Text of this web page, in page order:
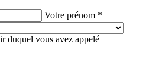
Votre prénom *
duquel vous avez appelé